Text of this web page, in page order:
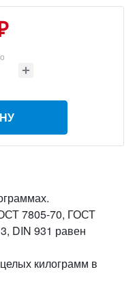
7805-70, ГОСТ
DIN 931 равен
килограмм в